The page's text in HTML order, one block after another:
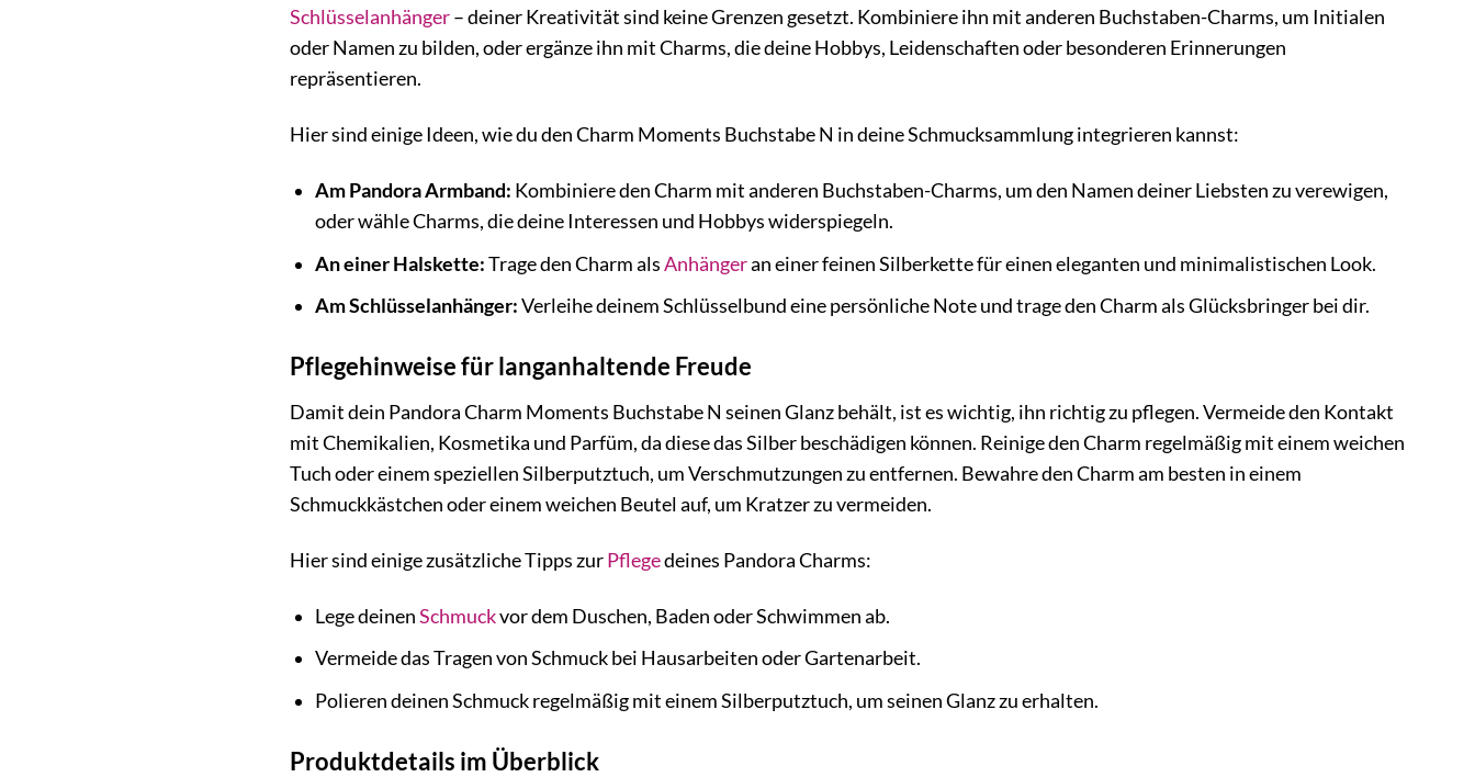
Schlüsselanhänger– deiner Kreativität sind keine Grenzen gesetzt. Kombiniere ihn mit anderen Buchstaben-Charms, um Initialen
oder Namen zu bilden, oder ergänze ihn mit Charms, die deine Hobbys, Leidenschaften oder besonderen Erinnerungen
repräsentieren.
Hier sind einige Ideen, wie du den Charm Moments Buchstabe N in deine Schmucksammlung integrieren kannst:
Am Pandora Armband: Kombiniere den Charm mit anderen Buchstaben-Charms, um den Namen deiner Liebsten zu verewigen,
oder wähle Charms, die deine Interessen und Hobbys widerspiegeln.
An einer Halskette:Trage den Charm alsAnhängeran einer feinen Silberkette für einen eleganten und minimalistischen Look.
Am Schlüsselanhänger:Verleihe deinem Schlüsselbund eine persönliche Note und trage den Charm als Glücksbringer bei dir.
Pflegehinweise für langanhaltende Freude
Damit dein Pandora Charm Moments Buchstabe N seinen Glanz behält, ist es wichtig, ihn richtig zu pflegen. Vermeide den Kontakt
mit Chemikalien, Kosmetika und Parfüm, da diese das Silber beschädigen können. Reinige den Charm regelmäßig mit einem weichen
Tuch oder einem speziellen Silberputztuch, um Verschmutzungen zu entfernen. Bewahre den Charm am besten in einem
Schmuckkästchen oder einem weichen Beutel auf, um Kratzer zu vermeiden.
Hier sind einige zusätzliche Tipps zurPflegedeines Pandora Charms:
Lege deinenSchmuckvor dem Duschen, Baden oder Schwimmen ab.
Vermeide das Tragen von Schmuck bei Hausarbeiten oder Gartenarbeit.
Polieren deinen Schmuck regelmäßig mit einem Silberputztuch, um seinen Glanz zu erhalten.
Produktdetails im Überblick